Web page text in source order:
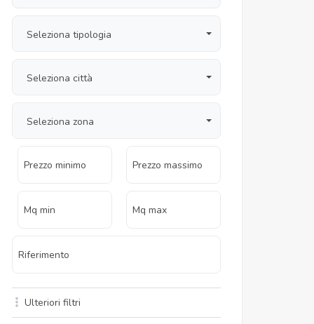
Seleziona tipologia
Seleziona città
Seleziona zona
Ulteriori filtri